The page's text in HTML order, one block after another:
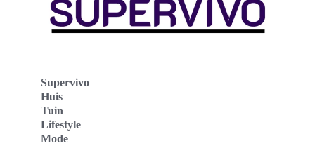
Supervivo
Huis
Tuin
Lifestyle
Mode